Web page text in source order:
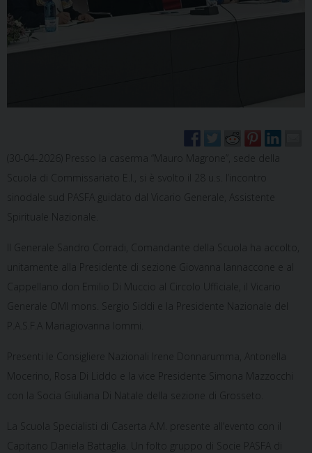
(30-04-2026) Presso la caserma “Mauro Magrone”, sede della
Scuola di Commissariato E.I., si è svolto il 28 u.s. l’incontro
sinodale sud PASFA guidato dal Vicario Generale, Assistente
Spirituale Nazionale.
Il Generale Sandro Corradi, Comandante della Scuola ha accolto,
unitamente alla Presidente di sezione Giovanna Iannaccone e al
Cappellano don Emilio Di Muccio al Circolo Ufficiale, il Vicario
Generale OMI mons. Sergio Siddi e la Presidente Nazionale del
P.A.S.F.A Mariagiovanna Iommi.
Presenti le Consigliere Nazionali Irene Donnarumma, Antonella
Mocerino, Rosa Di Liddo e la vice Presidente Simona Mazzocchi
con la Socia Giuliana Di Natale della sezione di Grosseto.
La Scuola Specialisti di Caserta A.M. presente all’evento con il
Capitano Daniela Battaglia. Un folto gruppo di Socie PASFA di